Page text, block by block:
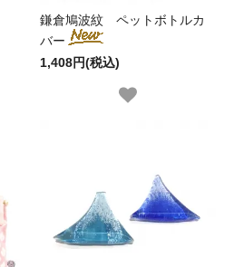
鎌倉鳩波紋 ペットボトルカ
バー
1,408円(税込)